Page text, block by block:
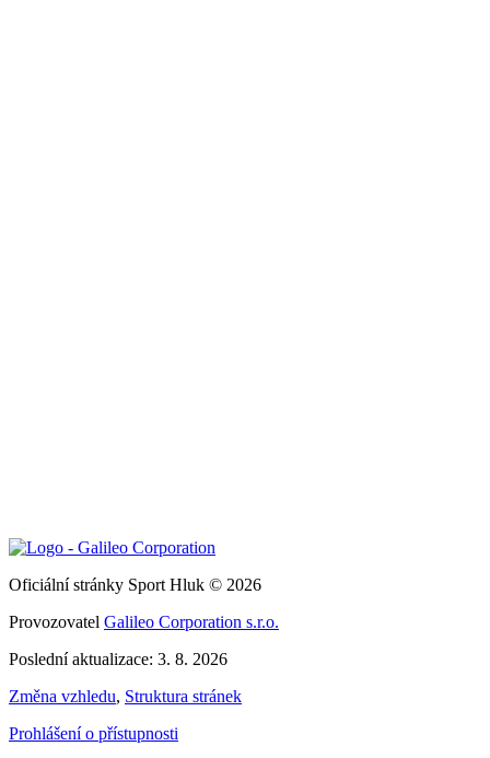
Oficiální stránky Sport Hluk © 2026
Provozovatel Galileo Corporation s.r.o.
Poslední aktualizace: 3. 8. 2026
Změna vzhledu, Struktura stránek
Prohlášení o přístupnosti